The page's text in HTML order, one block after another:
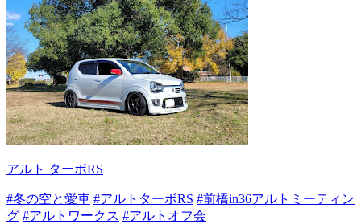
アルト ターボRS
#冬の空と愛車 #アルトターボRS #前橋in36アルトミーティン
グ #アルトワークス #アルトオフ会